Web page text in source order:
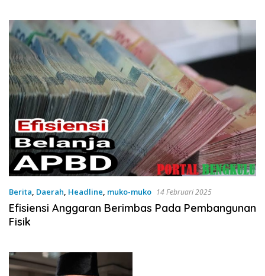
Berita, Daerah, Headline, muko-muko 14 Februari 2025
Efisiensi Anggaran Berimbas Pada Pembangunan
Fisik